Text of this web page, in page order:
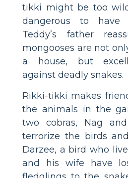
tikki might be too
dangerous to have
Teddy’s father
mongooses are not
a house, but
against deadly snakes.
Rikki-tikki makes
the animals in the
two cobras, Nag
terrorize the birds
Darzee, a bird who
and his wife have